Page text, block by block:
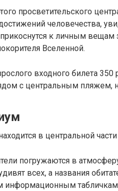
просветительского
человечества,
к личным вещам
Вселенной.
входного билета 350
с центральным пляжем,
в центральной
погружаются в
всех, а названия
информационным